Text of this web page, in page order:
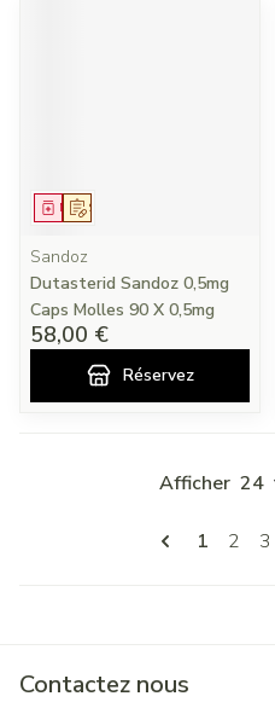
Sur prescription
Médicament
Sandoz
Dutasterid Sandoz 0,5mg
Caps Molles 90 X 0,5mg
58,00 €
Réservez
Vous
1 Page
2 3
Afficher
Contactez nous